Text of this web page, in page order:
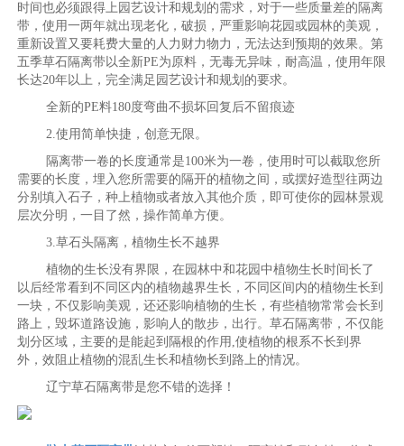
时间也必须跟得上园艺设计和规划的需求，对于一些质量差的隔离
带，使用一两年就出现老化，破损，严重影响花园或园林的美观，
重新设置又要耗费大量的人力财力物力，无法达到预期的效果。第
五季草石隔离带以全新PE为原料，无毒无异味，耐高温，使用年限
长达20年以上，完全满足园艺设计和规划的要求。
全新的PE料180度弯曲不损坏回复后不留痕迹
2.使用简单快捷，创意无限。
隔离带一卷的长度通常是100米为一卷，使用时可以截取您所
需要的长度，埋入您所需要的隔开的植物之间，或摆好造型往两边
分别填入石子，种上植物或者放入其他介质，即可使你的园林景观
层次分明，一目了然，操作简单方便。
3.草石头隔离，植物生长不越界
植物的生长没有界限，在园林中和花园中植物生长时间长了
以后经常看到不同区内的植物越界生长，不同区间内的植物生长到
一块，不仅影响美观，还还影响植物的生长，有些植物常常会长到
路上，毁坏道路设施，影响人的散步，出行。草石隔离带，不仅能
划分区域，主要的是能起到隔根的作用,使植物的根系不长到界
外，效阻止植物的混乱生长和植物长到路上的情况。
辽宁草石隔离带是您不错的选择！